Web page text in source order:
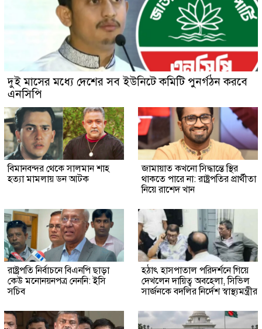
দুই মাসের মধ্যে দেশের সব ইউনিটে কমিটি পুনর্গঠন করবে
এনসিপি
বিমানবন্দর থেকে সালমান শাহ
হত্যা মামলায় ডন আটক
জামায়াত কখনো সিদ্ধান্তে স্থির
থাকতে পারে না: রাষ্ট্রপতির প্রার্থীতা
নিয়ে রাশেদ খান
রাষ্ট্রপতি নির্বাচনে বিএনপি ছাড়া
কেউ মনোনয়নপত্র নেননি: ইসি
সচিব
হঠাৎ হাসপাতাল পরিদর্শনে গিয়ে
দেখলেন দায়িত্ব অবহেলা, সিভিল
সার্জনকে বদলির নির্দেশ স্বাস্থ্যমন্ত্রীর